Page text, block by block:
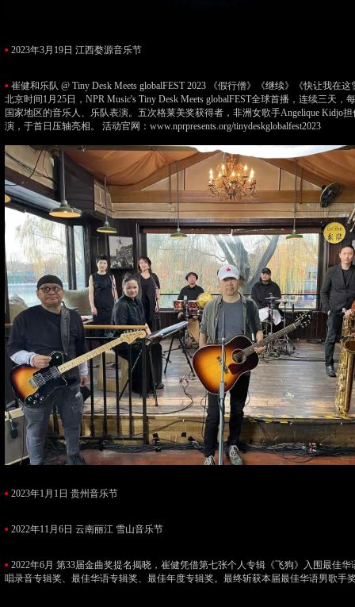
• 2023年3月19日 江西婺源音乐节
• 崔健和乐队 @ Tiny Desk Meets globalFEST 2023 《假行僧》《继续》《快让我在
北京时间1月25日，NPR Music's Tiny Desk Meets globalFEST全球首播，连续三天，
国家地区的音乐人、乐队表演。五次格莱美奖获得者，非洲女歌手Angelique Kidjo
演，于首日压轴亮相。 活动官网：www.nprpresents.org/tinydeskglobalfest2023
• 2023年1月1日 贵州音乐节
• 2022年11月6日 云南丽江 雪山音乐节
• 2022年6月 第33届金曲奖提名揭晓，崔健凭借第七张个人专辑《飞狗》入围最佳
唱录音专辑奖、最佳华语专辑奖、最佳年度专辑奖。最终斩获本届最佳华语男歌手